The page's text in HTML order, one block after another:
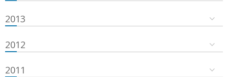
2013
2012
2011